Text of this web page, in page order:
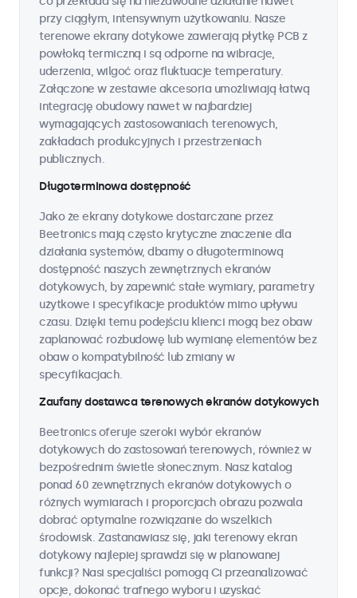
przy ciągłym, intensywnym użytkowaniu. Nasze
terenowe ekrany dotykowe zawierają płytkę PCB z
powłoką termiczną i są odporne na wibracje,
uderzenia, wilgoć oraz fluktuacje temperatury.
Załączone w zestawie akcesoria umożliwiają łatwą
integrację obudowy nawet w najbardziej
wymagających zastosowaniach terenowych,
zakładach produkcyjnych i przestrzeniach
publicznych.
Długoterminowa dostępność
Jako że ekrany dotykowe dostarczane przez
Beetronics mają często krytyczne znaczenie dla
działania systemów, dbamy o długoterminową
dostępność naszych zewnętrznych ekranów
dotykowych, by zapewnić stałe wymiary, parametry
użytkowe i specyfikacje produktów mimo upływu
czasu. Dzięki temu podejściu klienci mogą bez obaw
zaplanować rozbudowę lub wymianę elementów bez
obaw o kompatybilność lub zmiany w
specyfikacjach.
Zaufany dostawca terenowych ekranów dotykowych
Beetronics oferuje szeroki wybór ekranów
dotykowych do zastosowań terenowych, również w
bezpośrednim świetle słonecznym. Nasz katalog
ponad 60 zewnętrznych ekranów dotykowych o
różnych wymiarach i proporcjach obrazu pozwala
dobrać optymalne rozwiązanie do wszelkich
środowisk. Zastanawiasz się, jaki terenowy ekran
dotykowy najlepiej sprawdzi się w planowanej
funkcji? Nasi specjaliści pomogą Ci przeanalizować
opcje, dokonać trafnego wyboru i uzyskać